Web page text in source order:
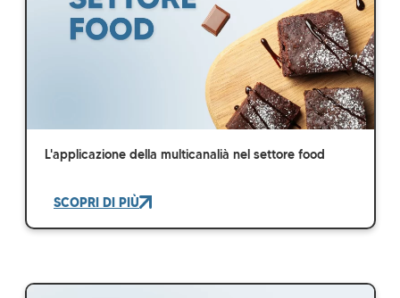
L'applicazione della multicanalià nel settore food
SCOPRI DI PIÙ